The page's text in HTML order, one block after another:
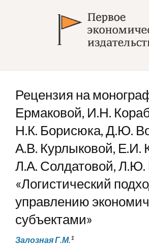
content
Рецензия на
Ермаковой, И.Н.
Н.К. Борисюка, Д.Ю.
А.В. Курлыковой, Е.И.
Л.А. Солдатовой, Л.Ю.
«Логистический
управлению
субъектами»
Залозная Г.М.1